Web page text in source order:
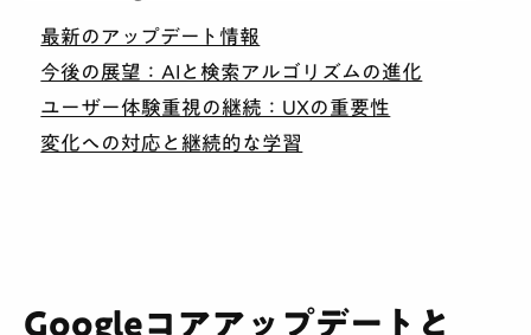
最新のアップデート情報
今後の展望：AIと検索アルゴリズムの進化
ユーザー体験重視の継続：UXの重要性
変化への対応と継続的な学習
Googleコアアップデートと